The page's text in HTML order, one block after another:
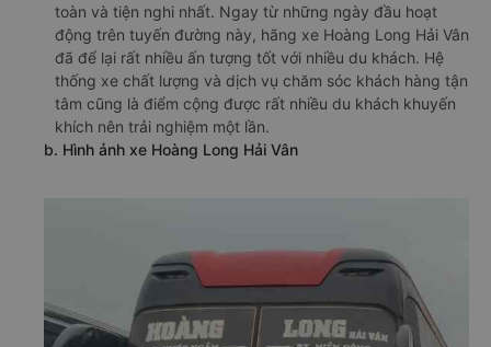
toàn và tiện nghi nhất. Ngay từ những ngày đầu hoạt
động trên tuyến đường này, hãng xe Hoàng Long Hải Vân
đã để lại rất nhiều ấn tượng tốt với nhiều du khách. Hệ
thống xe chất lượng và dịch vụ chăm sóc khách hàng tận
tâm cũng là điểm cộng được rất nhiều du khách khuyến
khích nên trải nghiệm một lần.
b. Hình ảnh xe Hoàng Long Hải Vân